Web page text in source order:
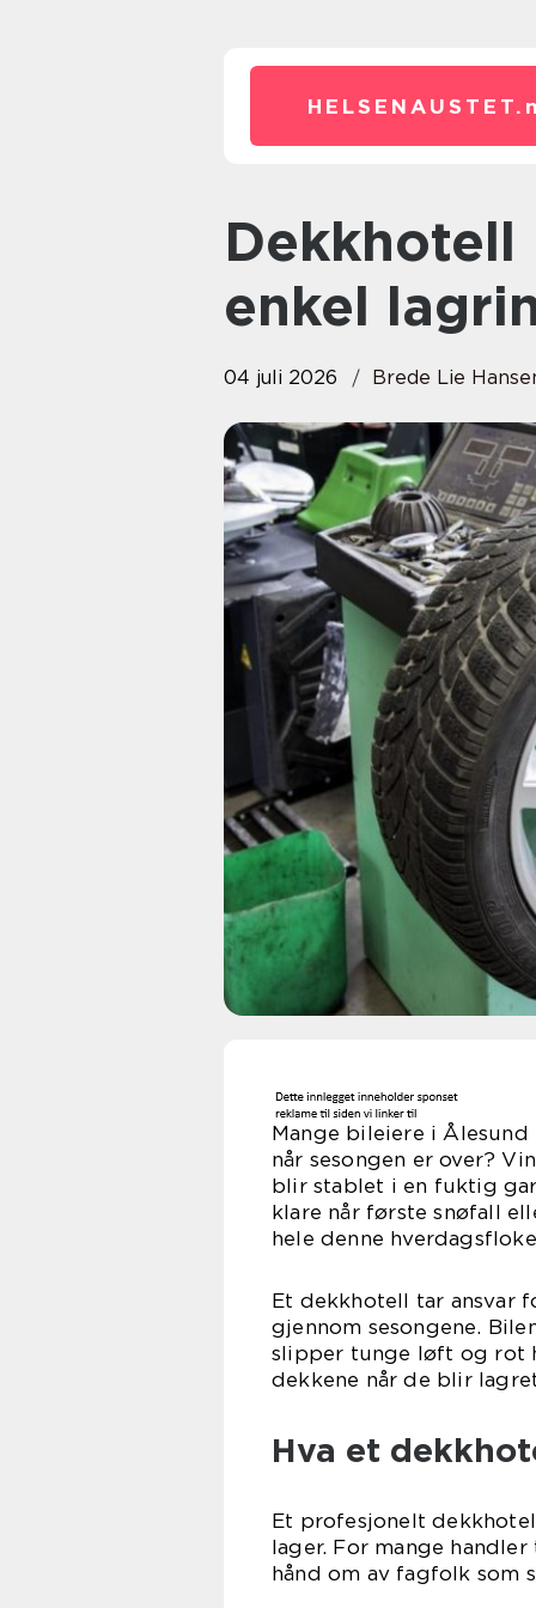
HELSENAUSTET.
Dekkhotell i Ålesund trygg og
enkel
04 juli 2026 Brede Lie
Mange bileiere i
når sesongen er over?
blir stablet i en fuktig
klare når første snøfall
hele denne
Et dekkhotell tar ansvar
gjennom sesongene.
slipper tunge løft og rot
dekkene når de blir
Hva et
Et profesjonelt
lager. For mange
hånd om av fagfolk som